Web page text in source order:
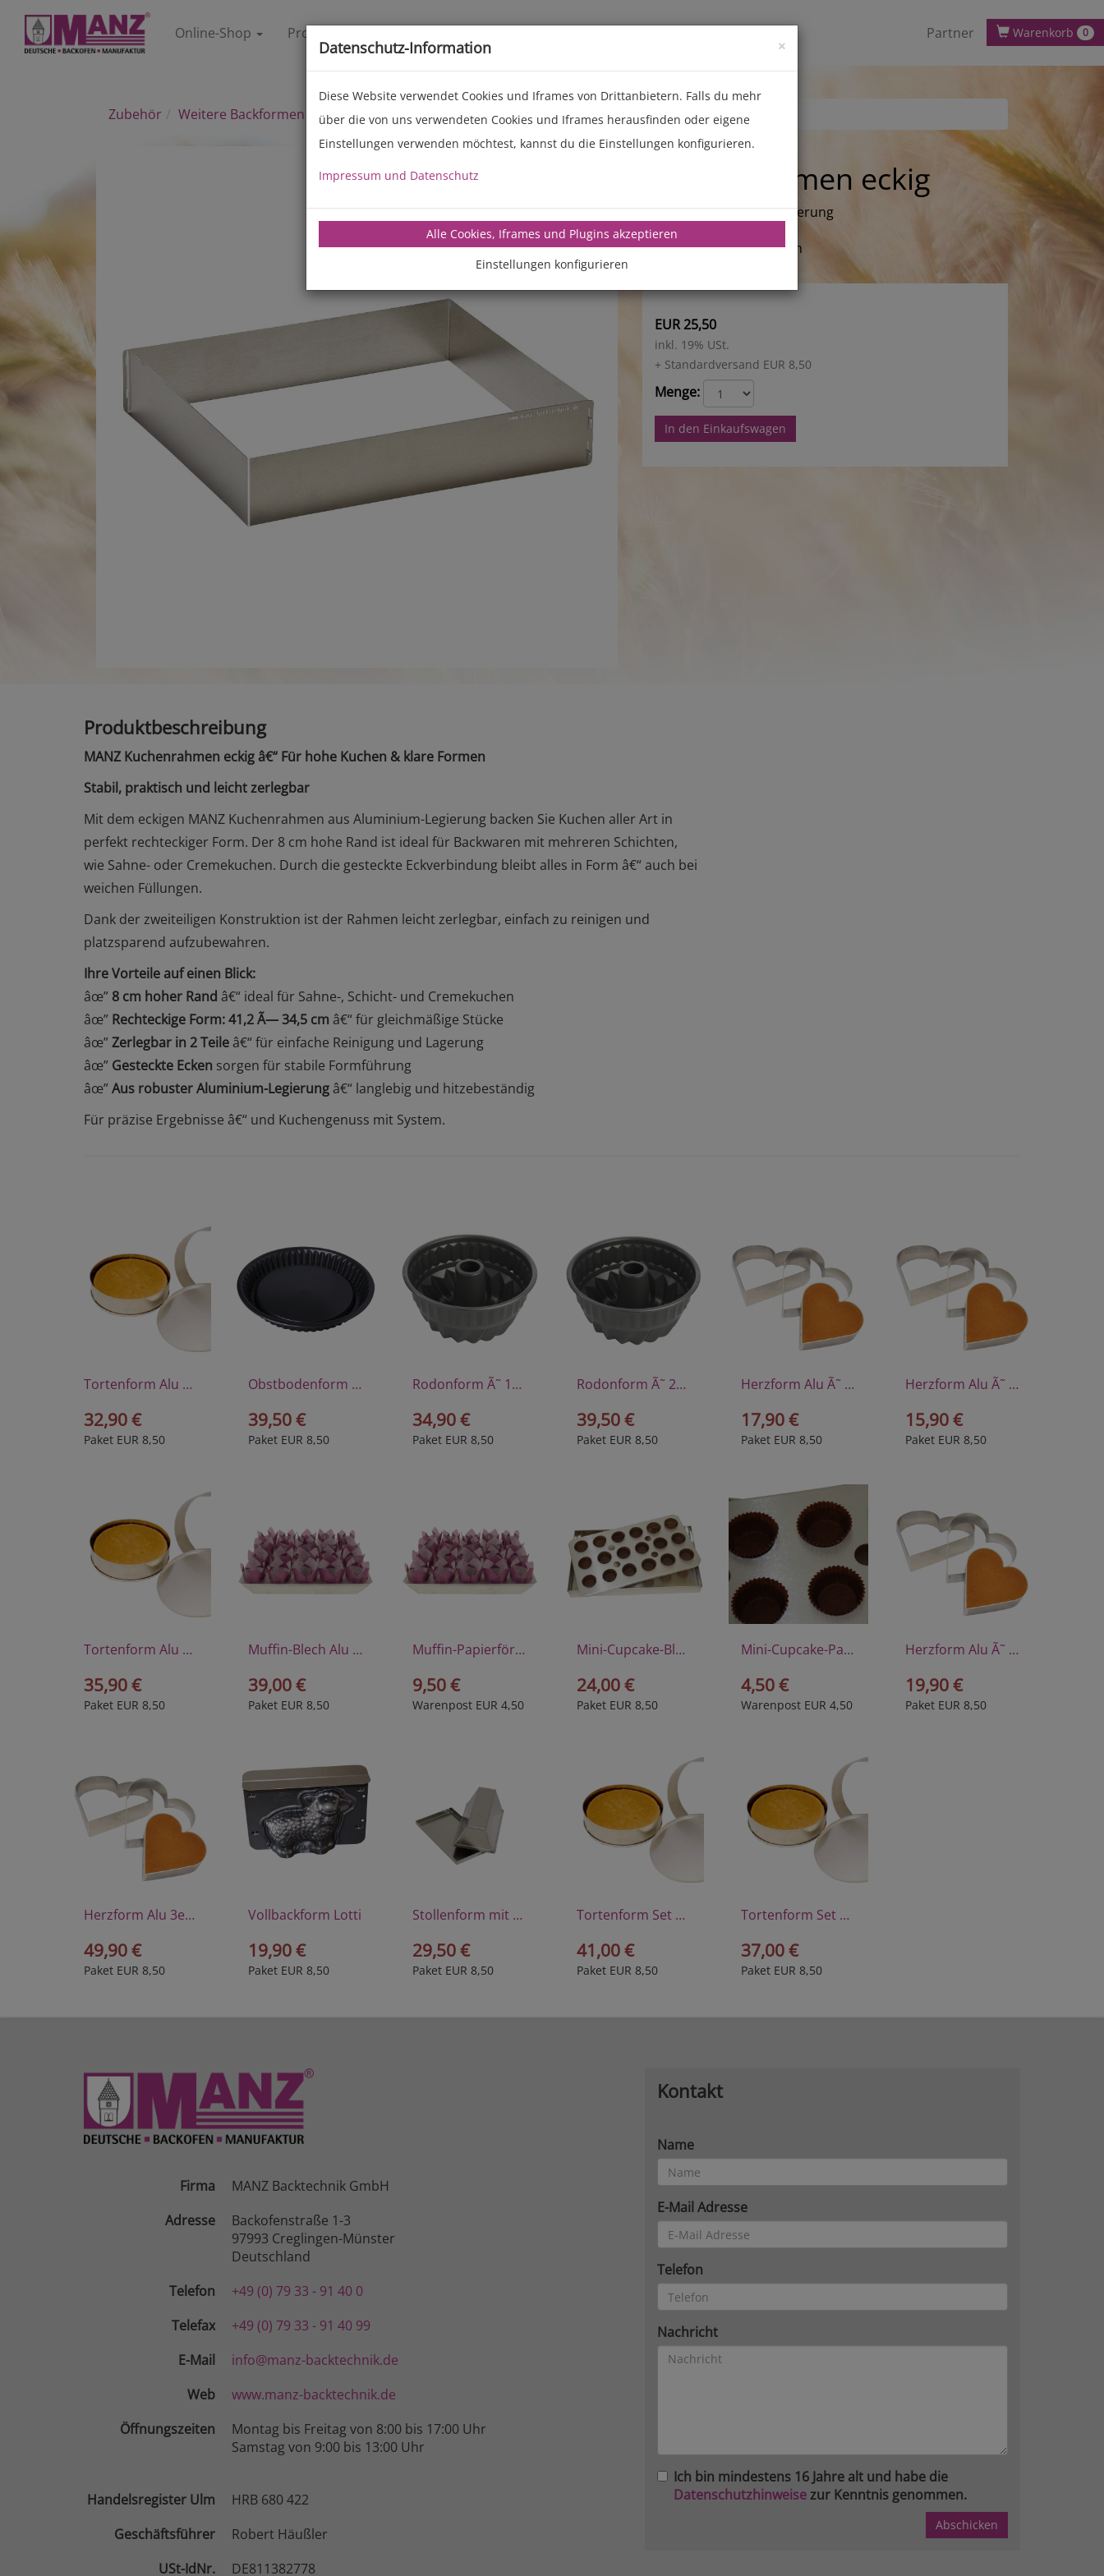
Online-Shop Produkte Partner Warenkorb 0
Zubehör Weitere Backformen
Kuchenrahmen eckig
aus Aluminium-Legierung
in 2 Teile zerlegbar
Maße: 41,2 x 34,5 cm
EUR 25,50
inkl. 19% USt.
+ Standardversand EUR 8,50
Menge:
In den Einkaufswagen
Produktbeschreibung
MANZ Kuchenrahmen eckig â€“ Für hohe Kuchen & klare Formen
Stabil, praktisch und leicht zerlegbar
Mit dem eckigen MANZ Kuchenrahmen aus Aluminium-Legierung backen Sie Kuchen aller Art in
perfekt rechteckiger Form. Der 8 cm hohe Rand ist ideal für Backwaren mit mehreren Schichten,
wie Sahne- oder Cremekuchen. Durch die gesteckte Eckverbindung bleibt alles in Form â€“ auch bei
weichen Füllungen.
Dank der zweiteiligen Konstruktion ist der Rahmen leicht zerlegbar, einfach zu reinigen und
platzsparend aufzubewahren.
Ihre Vorteile auf einen Blick:
âœ” 8 cm hoher Rand â€“ ideal für Sahne-, Schicht- und Cremekuchen
âœ” Rechteckige Form: 41,2 Ã— 34,5 cm â€“ für gleichmäßige Stücke
âœ”Zerlegbar in 2 Teileâ€“ für einfache Reinigung und Lagerung
âœ” Gesteckte Ecken sorgen für stabile Formführung
âœ”Aus robuster Aluminium-Legierungâ€“ langlebig und hitzebeständig
Für präzise Ergebnisse â€“ und Kuchengenuss mit System.
Tortenform Alu Ã˜ 26 cm
32,90 €
Paket EUR 8,50
Obstbodenform Ã˜ 30 cm, Stahl
39,50 €
Paket EUR 8,50
Rodonform Ã˜ 16 cm
34,90 €
Paket EUR 8,50
Rodonform Ã˜ 22 cm
39,50 €
Paket EUR 8,50
Herzform Alu Ã˜ 20 cm
17,90 €
Paket EUR 8,50
Herzform Alu Ã˜ 16 cm
15,90 €
Paket EUR 8,50
Tortenform Alu Ã˜ 28 cm
35,90 €
Paket EUR 8,50
Muffin-Blech Alu 35x42 cm
39,00 €
Paket EUR 8,50
Muffin-Papierförmchen
9,50 €
Warenpost EUR 4,50
Mini-Cupcake-Blech aus Alu
24,00 €
Paket EUR 8,50
Mini-Cupcake-Papierförmchen
4,50 €
Warenpost EUR 4,50
Herzform Alu Ã˜ 24 cm
19,90 €
Paket EUR 8,50
Herzform Alu 3er-Set
49,90 €
Paket EUR 8,50
Vollbackform Lotti
19,90 €
Paket EUR 8,50
Stollenform mit Deckel, Alu-Legierung
29,50 €
Paket EUR 8,50
Tortenform Set Ã˜ 28cm inkl. Dauerbackfolie
41,00 €
Paket EUR 8,50
Tortenform Set Ã˜ 26 cm inkl. Dauerbackfolie
37,00 €
Paket EUR 8,50
Firma
MANZ Backtechnik GmbH
Adresse
Backofenstraße 1-3
97993 Creglingen-Münster
Deutschland
Telefon
+49 (0) 79 33 - 91 40 0
Telefax
+49 (0) 79 33 - 91 40 99
E-Mail
info@manz-backtechnik.de
Web
www.manz-backtechnik.de
Öffnungszeiten
Montag bis Freitag von 8:00 bis 17:00 Uhr
Samstag von 9:00 bis 13:00 Uhr
Handelsregister Ulm
HRB 680 422
Geschäftsführer
Robert Häußler
USt-IdNr.
DE811382778
Kontakt
Name
E-Mail Adresse
Telefon
Nachricht
Ich bin mindestens 16 Jahre alt und habe die
Datenschutzhinweisezur Kenntnis genommen.
×
Datenschutz-Information
Diese Website verwendet Cookies und Iframes von Drittanbietern. Falls du mehr
über die von uns verwendeten Cookies und Iframes herausfinden oder eigene
Einstellungen verwenden möchtest, kannst du die Einstellungen konfigurieren.
Impressum und Datenschutz
Alle Cookies, Iframes und Plugins akzeptieren
Einstellungen konfigurieren